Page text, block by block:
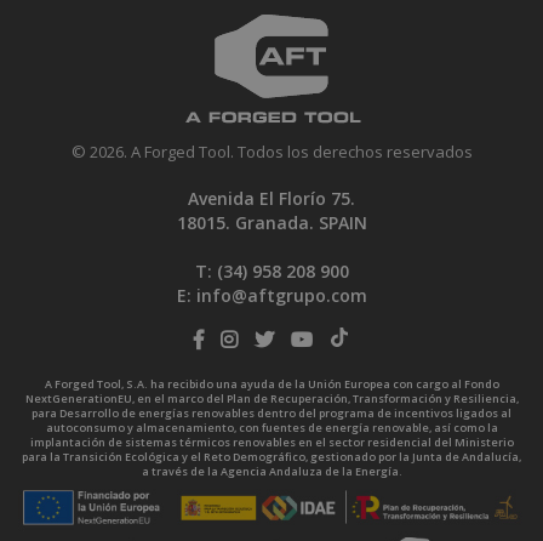
© 2026. A Forged Tool. Todos los derechos reservados
Avenida El Florío 75.
18015. Granada. SPAIN
T: (34) 958 208 900
E: info@aftgrupo.com
A Forged Tool, S.A. ha recibido una ayuda de la Unión Europea con cargo al Fondo
NextGenerationEU, en el marco del Plan de Recuperación, Transformación y Resiliencia,
para Desarrollo de energías renovables dentro del programa de incentivos ligados al
autoconsumo y almacenamiento, con fuentes de energía renovable, así como la
implantación de sistemas térmicos renovables en el sector residencial del Ministerio
para la Transición Ecológica y el Reto Demográfico, gestionado por la Junta de Andalucía,
a través de la Agencia Andaluza de la Energía.